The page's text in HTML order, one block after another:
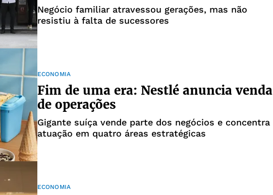
Negócio familiar atravessou gerações, mas não
resistiu à falta de sucessores
ECONOMIA
Fim de uma era: Nestlé anuncia venda
de operações
Gigante suíça vende parte dos negócios e concentra
atuação em quatro áreas estratégicas
ECONOMIA